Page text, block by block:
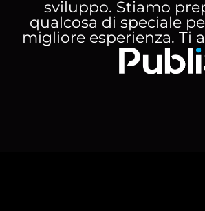
sviluppo. Stiamo
qualcosa di speciale
migliore esperienza. Ti